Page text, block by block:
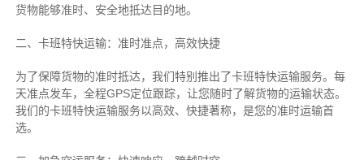
货物能够准时、安全地抵达目的地。
二、卡班特快运输：准时准点，高效快捷
为了保障货物的准时抵达，我们特别推出了卡班特快运输服务。每
天准点发车，全程GPS定位跟踪，让您随时了解货物的运输状态。
我们的卡班特快运输服务以高效、快捷著称，是您的准时运输首
选。